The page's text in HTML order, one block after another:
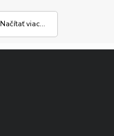
Načítať viac...